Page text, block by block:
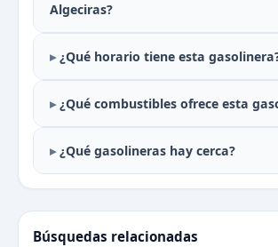
Algeciras?
¿Qué horario tiene esta
¿Qué combustibles ofrece esta
¿Qué gasolineras hay cerca?
Búsquedas relacionadas